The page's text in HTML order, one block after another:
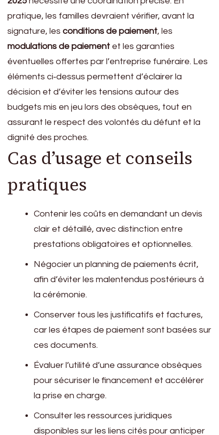
pratique, les familles devraient vérifier, avant la
signature, les conditions de paiement, les
modulations de paiement et les garanties
éventuelles offertes par l’entreprise funéraire. Les
éléments ci‑dessus permettent d’éclairer la
décision et d’éviter les tensions autour des
budgets mis en jeu lors des obsèques, tout en
assurant le respect des volontés du défunt et la
dignité des proches.
Cas d’usage et conseils
pratiques
Contenir les coûts en demandant un devis
clair et détaillé, avec distinction entre
prestations obligatoires et optionnelles.
Négocier un planning de paiements écrit,
afin d’éviter les malentendus postérieurs à
la cérémonie.
Conserver tous les justificatifs et factures,
car les étapes de paiement sont basées sur
ces documents.
Évaluer l’utilité d’une assurance obsèques
pour sécuriser le financement et accélérer
la prise en charge.
Consulter les ressources juridiques
disponibles sur les liens cités pour anticiper